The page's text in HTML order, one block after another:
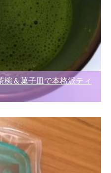
椀＆菓子皿で本格派ティ